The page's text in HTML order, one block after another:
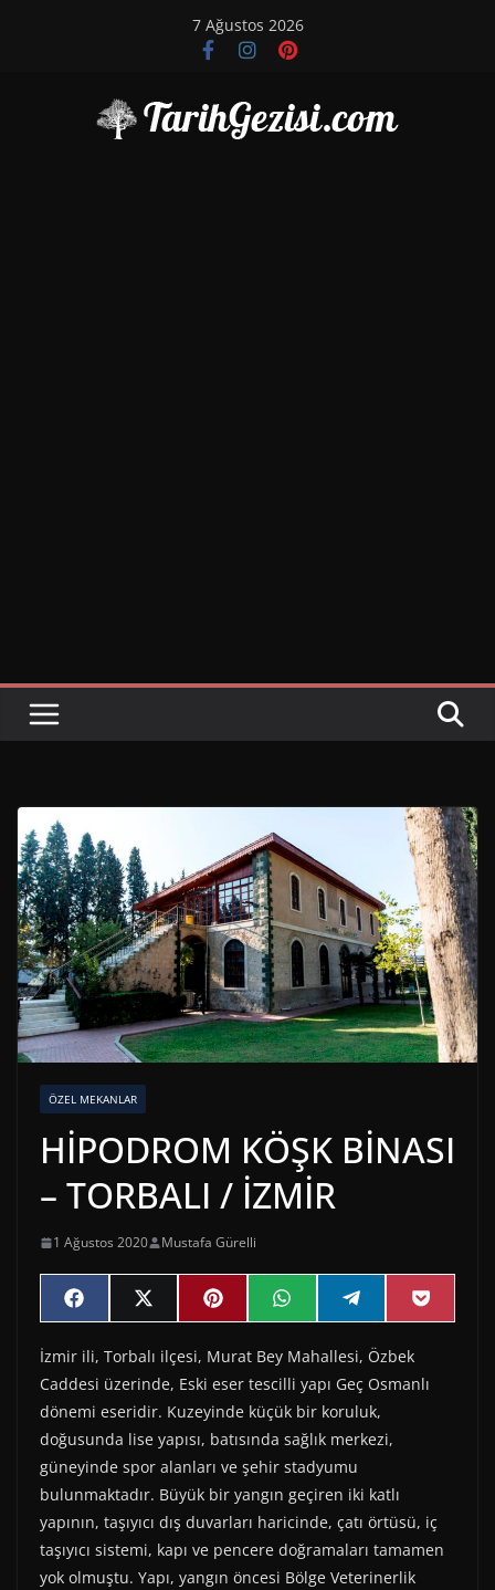
7 Ağustos 2026
ÖZEL MEKANLAR
HİPODROM KÖŞK BİNASI
– TORBALI / İZMİR
1 Ağustos 2020 Mustafa Gürelli
Share
on
F
a
e
b
o
o
k
Share
on
X
(
w
i
t
t
e
r
)
Share
on
P
i
t
e
r
e
s
t
Share
on
W
h
t
s
A
p
p
Share
on
e
e
g
r
a
m
Share
on
P
o
İzmir ili, Torbalı ilçesi, Murat Bey Mahallesi, Özbek
Caddesi üzerinde, Eski eser tescilli yapı Geç Osmanlı
dönemi eseridir. Kuzeyinde küçük bir koruluk,
doğusunda lise yapısı, batısında sağlık merkezi,
güneyinde spor alanları ve şehir stadyumu
bulunmaktadır. Büyük bir yangın geçiren iki katlı
yapının, taşıyıcı dış duvarları haricinde, çatı örtüsü, iç
taşıyıcı sistemi, kapı ve pencere doğramaları tamamen
yok olmuştu. Yapı, yangın öncesi Bölge Veterinerlik